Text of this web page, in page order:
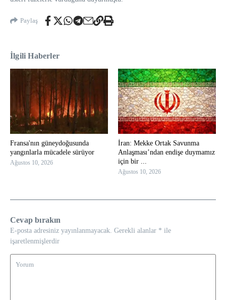
Paylaş
İlgili Haberler
Fransa'nın güneydoğusunda
yangınlarla mücadele sürüyor
Ağustos 10, 2026
İran: Mekke Ortak Savunma
Anlaşması’ndan endişe duymamız
için bir ...
Ağustos 10, 2026
Cevap bırakın
E-posta adresiniz yayınlanmayacak. Gerekli alanlar * ile
işaretlenmişlerdir